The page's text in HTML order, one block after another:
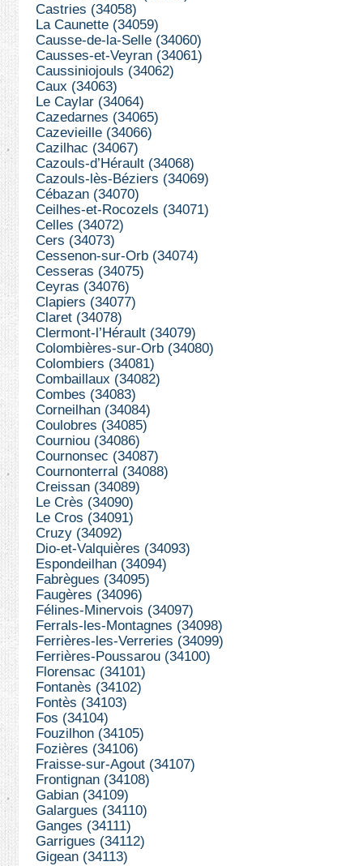
Castries (34058)
La Caunette (34059)
Causse-de-la-Selle (34060)
Causses-et-Veyran (34061)
Caussiniojouls (34062)
Caux (34063)
Le Caylar (34064)
Cazedarnes (34065)
Cazevieille (34066)
Cazilhac (34067)
Cazouls-d’Hérault (34068)
Cazouls-lès-Béziers (34069)
Cébazan (34070)
Ceilhes-et-Rocozels (34071)
Celles (34072)
Cers (34073)
Cessenon-sur-Orb (34074)
Cesseras (34075)
Ceyras (34076)
Clapiers (34077)
Claret (34078)
Clermont-l’Hérault (34079)
Colombières-sur-Orb (34080)
Colombiers (34081)
Combaillaux (34082)
Combes (34083)
Corneilhan (34084)
Coulobres (34085)
Courniou (34086)
Cournonsec (34087)
Cournonterral (34088)
Creissan (34089)
Le Crès (34090)
Le Cros (34091)
Cruzy (34092)
Dio-et-Valquières (34093)
Espondeilhan (34094)
Fabrègues (34095)
Faugères (34096)
Félines-Minervois (34097)
Ferrals-les-Montagnes (34098)
Ferrières-les-Verreries (34099)
Ferrières-Poussarou (34100)
Florensac (34101)
Fontanès (34102)
Fontès (34103)
Fos (34104)
Fouzilhon (34105)
Fozières (34106)
Fraisse-sur-Agout (34107)
Frontignan (34108)
Gabian (34109)
Galargues (34110)
Ganges (34111)
Garrigues (34112)
Gigean (34113)